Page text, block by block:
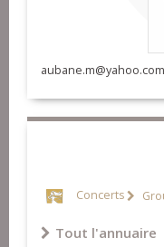
aubane.m@yahoo.com
Concerts
Tout l'annuaire